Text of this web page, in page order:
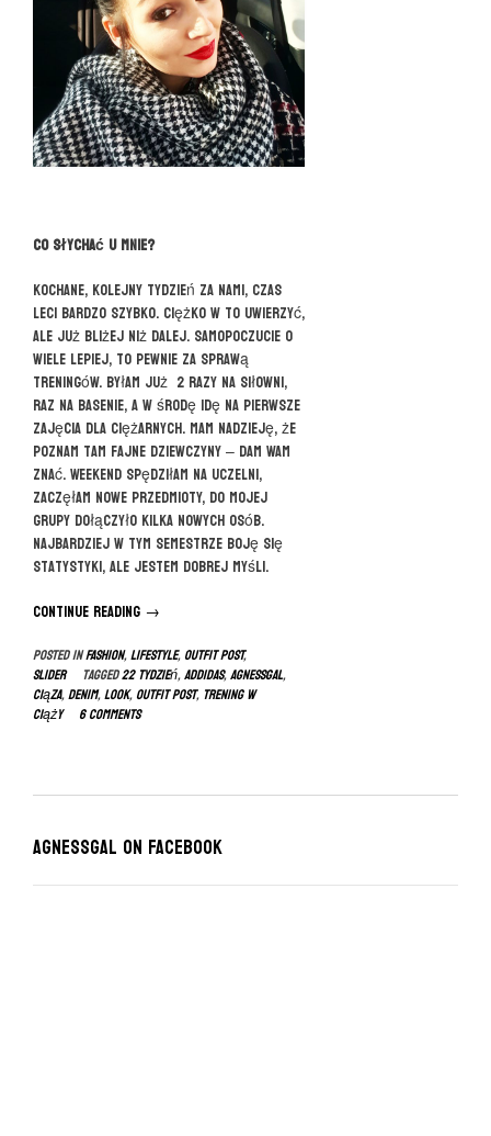
Co słychać u mnie?
Kochane, kolejny tydzień za nami, czas
leci bardzo szybko. Ciężko w to uwierzyć,
ale już bliżej niż dalej. Samopoczucie o
wiele lepiej, to pewnie za sprawą
treningów. Byłam już 2 razy na siłowni,
raz na basenie, a w środę idę na pierwsze
zajęcia dla ciężarnych. Mam nadzieję, że
poznam tam fajne dziewczyny – dam Wam
znać. Weekend spędziłam na uczelni,
zaczęłam nowe przedmioty, do mojej
grupy dołączyło kilka nowych osób.
Najbardziej w tym semestrze boję się
statystyki, ale jestem dobrej myśli.
Continue reading “22
ciąży”
→
Posted inFASHION,LIFESTYLE,OUTFIT POST,
slider
Tagged22 tydzień,addidas,agnessgal,
ciąza,denim,look,outfit post,trening w
ciąży
6 Comments
Agnessgal on Facebook